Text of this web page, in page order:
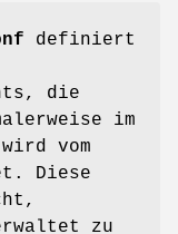
definiert
die
im
vom
Diese
zu